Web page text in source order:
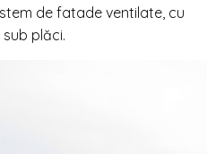
de fatade ventilate, cu
plăci.